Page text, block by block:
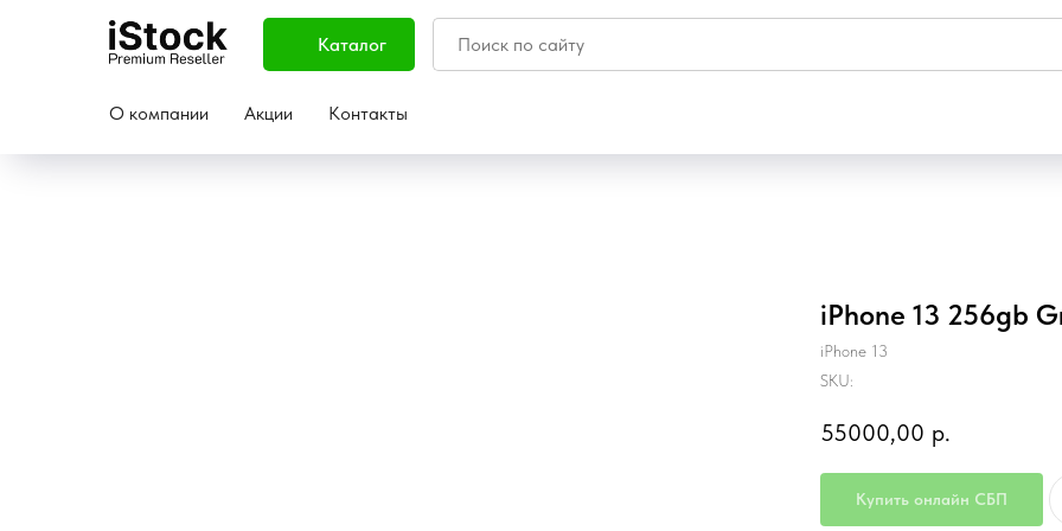
Каталог
О компании Акции Контакты
iPhone 13 256gb
iPhone 13
SKU:
55000,00 р.
Купить онлайн СБП